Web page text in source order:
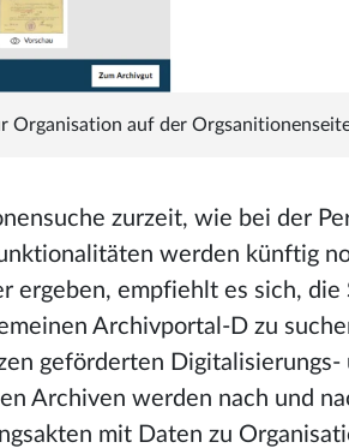
Organisation auf der
zurzeit, wie bei der
werden künftig
ergeben, empfiehlt es sich, die
Archivportal-D zu
geförderten Digitalisierungs-
Archiven werden nach und
mit Daten zu